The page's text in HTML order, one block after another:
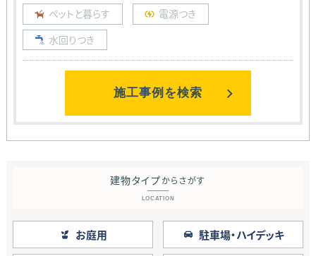
ペットと暮らす
電源つき
水回りつき
施工事例を検索
建物タイプからさがす
LOCATION
お庭用 駐車場・ハイデッキ